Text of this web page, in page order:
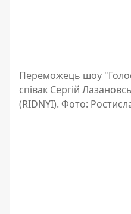
Переможець шоу
співак Сергій
(RIDNYI). Фото: